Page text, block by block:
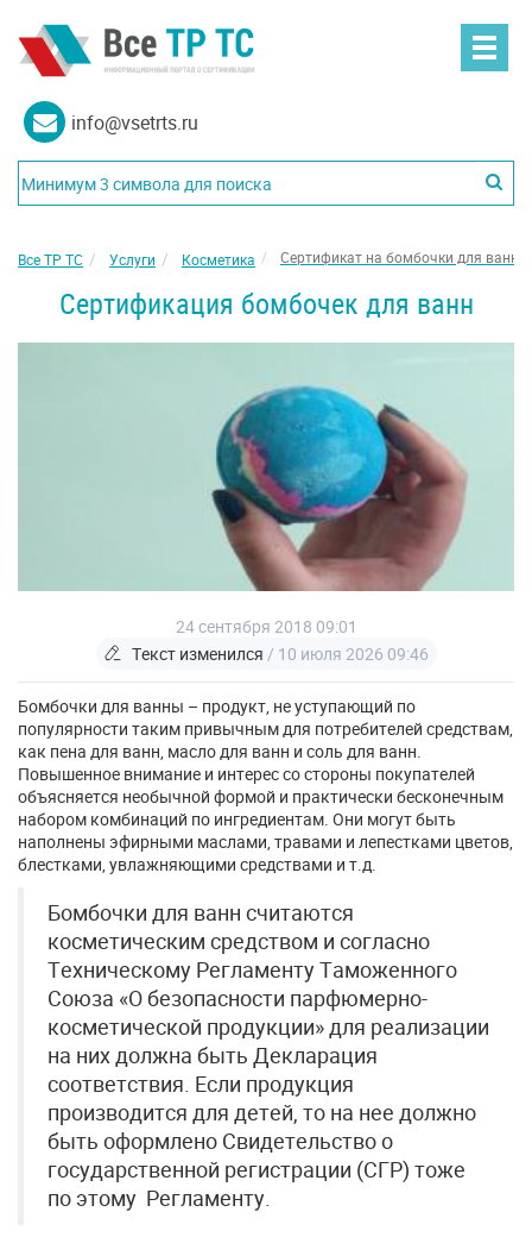
info@vsetrts.ru
Все ТР ТС Услуги Косметика Сертификат на бомбочки для ванн
Сертификация бомбочек для ванн
24 сентября 2018 09:01
Текст изменился / 10 июля 2026 09:46
Бомбочки для ванны – продукт, не уступающий по
популярности таким привычным для потребителей средствам,
как пена для ванн, масло для ванн и соль для ванн.
Повышенное внимание и интерес со стороны покупателей
объясняется необычной формой и практически бесконечным
набором комбинаций по ингредиентам. Они могут быть
наполнены эфирными маслами, травами и лепестками цветов,
блестками, увлажняющими средствами и т.д.
Бомбочки для ванн считаются
косметическим средством и согласно
Техническому Регламенту Таможенного
Союза «О безопасности парфюмерно-
косметической продукции» для реализации
на них должна быть Декларация
соответствия. Если продукция
производится для детей, то на нее должно
быть оформлено Свидетельство о
государственной регистрации (СГР) тоже
по этому Регламенту.